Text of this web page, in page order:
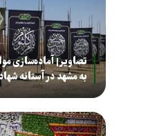
تصاویر| آماده‌سازی
به مشهد در آستانه